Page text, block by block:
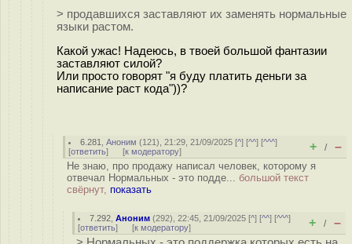
> продавшихся заставляют их заменять нормальные
языки растом.
Какой ужас! Надеюсь, в твоей большой фантазии
заставляют силой?
Или просто говорят "я буду платить деньги за
написание раст кода"))?
6.281 ,Аноним (121), 21:29, 21/09/2025 [^] [^^] [^^^]
[ответить] [к модератору] + / –
Не знаю, про продажу написал человек, которому я
отвечал Нормальных - это подде... большой текст
свёрнут, показать
7.292 ,Аноним (292), 22:45, 21/09/2025 [^] [^^] [^^^]
[ответить] [к модератору] + / –